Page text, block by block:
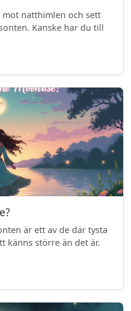
natthimlen och sett
Kanske har du till
är ett av de där tysta
känns större än det är.